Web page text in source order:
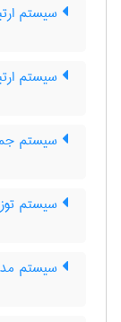
سیستم
سیستم
سیستم
سیستم
سیستم